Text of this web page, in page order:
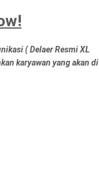
( Delaer Resmi XL
karyawan yang akan di